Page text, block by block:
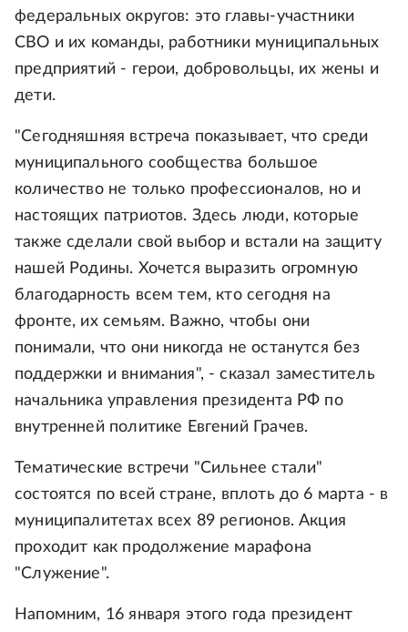
федеральных округов: это главы-участники
СВО и их команды, работники муниципальных
предприятий - герои, добровольцы, их жены и
дети.
"Сегодняшняя встреча показывает, что среди
муниципального сообщества большое
количество не только профессионалов, но и
настоящих патриотов. Здесь люди, которые
также сделали свой выбор и встали на защиту
нашей Родины. Хочется выразить огромную
благодарность всем тем, кто сегодня на
фронте, их семьям. Важно, чтобы они
понимали, что они никогда не останутся без
поддержки и внимания", - сказал заместитель
начальника управления президента РФ по
внутренней политике Евгений Грачев.
Тематические встречи "Сильнее стали"
состоятся по всей стране, вплоть до 6 марта - в
муниципалитетах всех 89 регионов. Акция
проходит как продолжение марафона
"Служение".
Напомним, 16 января этого года президент